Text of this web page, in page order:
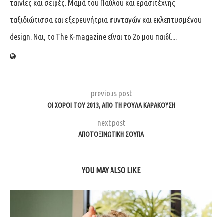
ταινίες και σειρές. Μαμά του Παύλου και ερασιτέχνης
ταξιδιώτισσα και εξερευνήτρια συνταγών και εκλεπτυσμένου
design. Ναι, το The K-magazine είναι το 2ο μου παιδί....
previous post
ΟΙ ΧΟΡΟΊ ΤΟΥ 2013, ΑΠΌ ΤΗ ΡΟΎΛΑ ΚΑΡΑΚΟΎΣΗ
next post
ΑΠΟΤΟΞΙΝΩΤΙΚΉ ΣΟΎΠΑ
YOU MAY ALSO LIKE